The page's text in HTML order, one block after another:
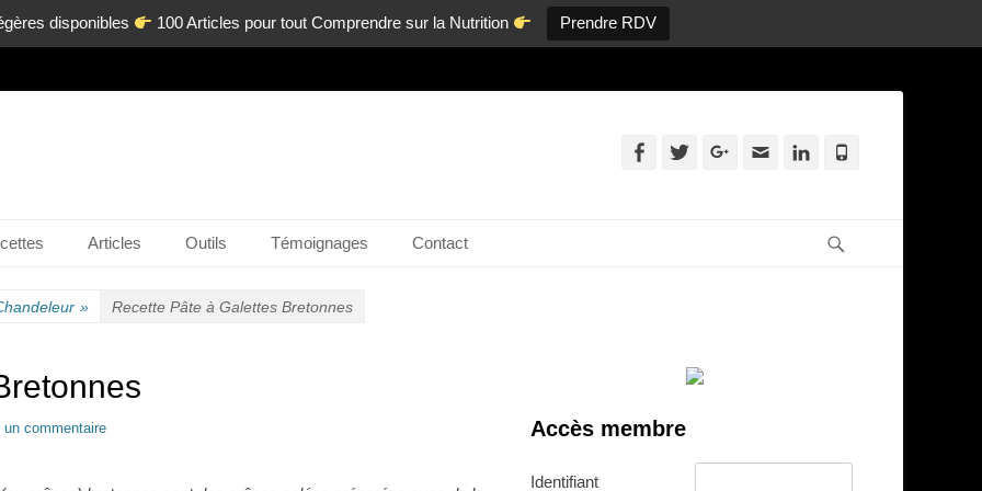
disponibles 100 Articles pour tout Comprendre sur la Nutrition Prendre RDV
FacebookTwitterGoogleplus
AdresseLinkedin
Articles Outils Témoignages Contact
» Recette Pâte à Galettes Bretonnes
un commentaire Accès membre
Identifiant